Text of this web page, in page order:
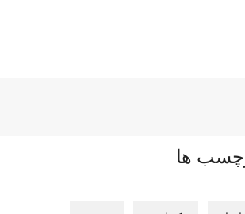
ها